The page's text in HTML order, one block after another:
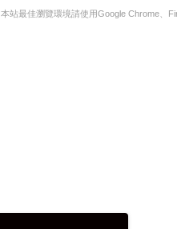
本站最佳瀏覽環境請使用Google Chrome、